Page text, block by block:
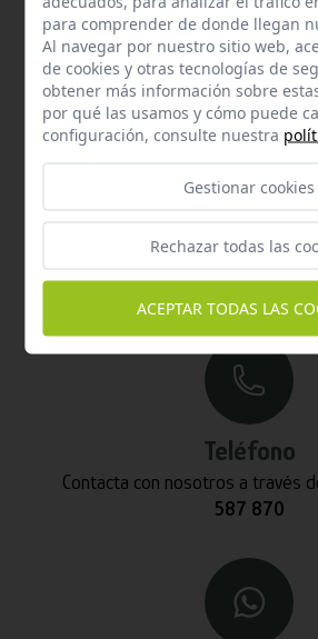
De lunes a jueves de 8:00 a 15:00 y
Teléfono
Contacta con nosotros a través
587 870
para comprender de donde llegan
Al navegar por nuestro sitio web,
de cookies y otras tecnologías de
obtener más información sobre
por qué las usamos y cómo puede
configuración, consulte nuestra
Gestionar cookies
Rechazar todas las
ACEPTAR TODAS LAS